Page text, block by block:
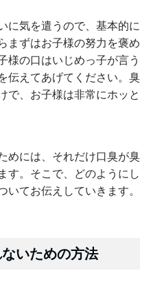
に気を遣うので、基本的に
まずはお子様の努力を褒め
様の口はいじめっ子が言う
伝えてあげてください。臭
で、お子様は非常にホッと
めには、それだけ口臭が臭
す。そこで、どのようにし
てお伝えしていきます。
いための方法